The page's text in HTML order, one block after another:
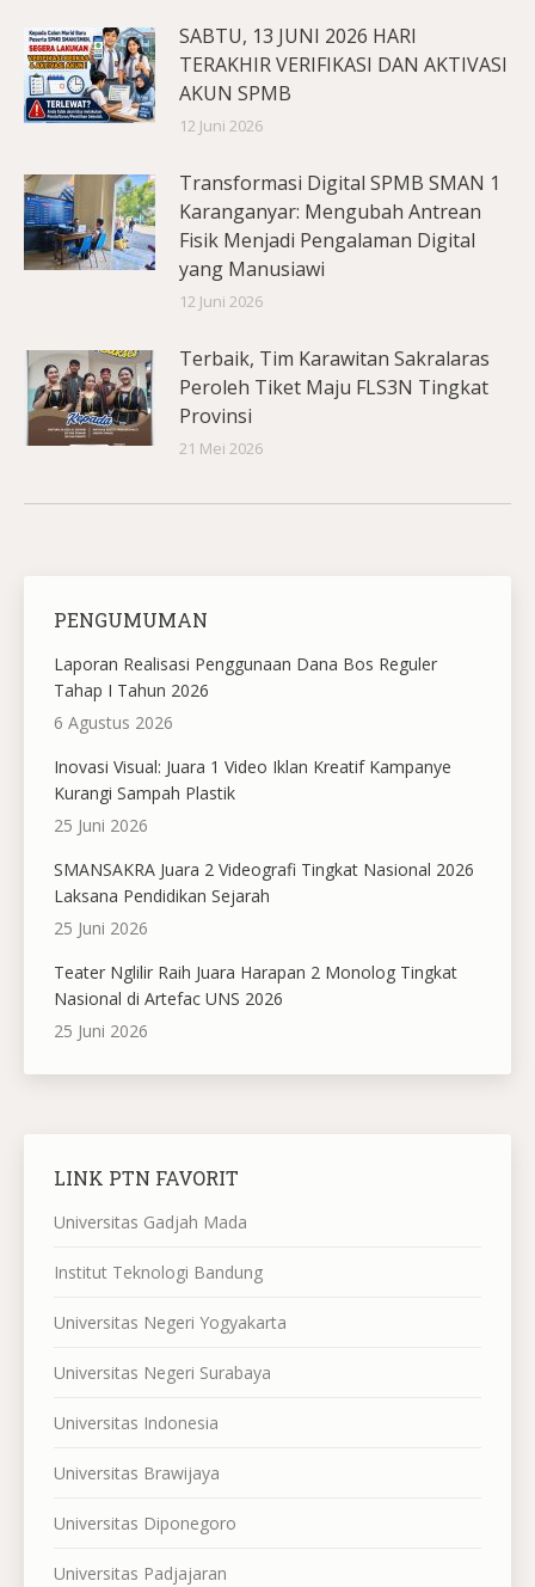
SABTU, 13 JUNI 2026 HARI
TERAKHIR VERIFIKASI DAN AKTIVASI
AKUN SPMB
12 Juni 2026
Transformasi Digital SPMB SMAN 1
Karanganyar: Mengubah Antrean
Fisik Menjadi Pengalaman Digital
yang Manusiawi
12 Juni 2026
Terbaik, Tim Karawitan Sakralaras
Peroleh Tiket Maju FLS3N Tingkat
Provinsi
21 Mei 2026
PENGUMUMAN
Laporan Realisasi Penggunaan Dana Bos Reguler
Tahap I Tahun 2026
6 Agustus 2026
Inovasi Visual: Juara 1 Video Iklan Kreatif Kampanye
Kurangi Sampah Plastik
25 Juni 2026
SMANSAKRA Juara 2 Videografi Tingkat Nasional 2026
Laksana Pendidikan Sejarah
25 Juni 2026
Teater Nglilir Raih Juara Harapan 2 Monolog Tingkat
Nasional di Artefac UNS 2026
25 Juni 2026
LINK PTN FAVORIT
Universitas Gadjah Mada
Institut Teknologi Bandung
Universitas Negeri Yogyakarta
Universitas Negeri Surabaya
Universitas Indonesia
Universitas Brawijaya
Universitas Diponegoro
Universitas Padjajaran